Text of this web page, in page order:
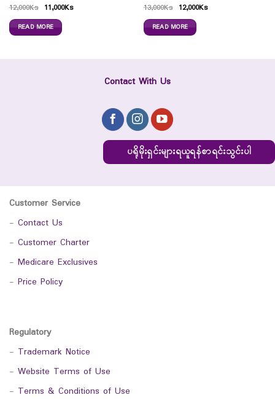
12,000Ks 11,000Ks
READ MORE
13,000Ks 12,000Ks
READ MORE
Contact With Us
ပရိုမိုးရှင်းများရယူရန်စာရင်းသွင်းပါ
Customer Service
- Contact Us
- Customer Charter
- Medicare Exclusives
- Price Policy
Regulatory
- Trademark Notice
- Website Terms of Use
- Terms & Conditions of Use